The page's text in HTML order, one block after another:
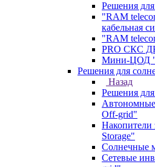
Решения
"RAM
кабельная
"RAM
PRO СКС
Мини-ЦОД
Решения для
Назад
Решения
Off-grid"
Накопители
Storage"
Солнечные
Сетевые